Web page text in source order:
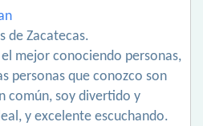
de Zacatecas.
mejor conociendo personas,
personas que conozco son
común, soy divertido y
y excelente escuchando.